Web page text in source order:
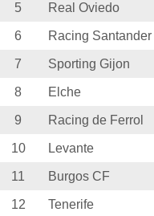
5 Real Oviedo
6 Racing Santander
7 Sporting Gijon
8 Elche
9 Racing de Ferrol
10 Levante
11 Burgos CF
12 Tenerife